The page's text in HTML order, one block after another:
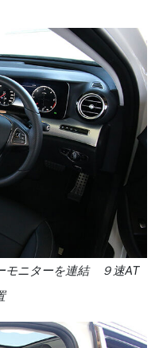
モニターを連結 ９速AT